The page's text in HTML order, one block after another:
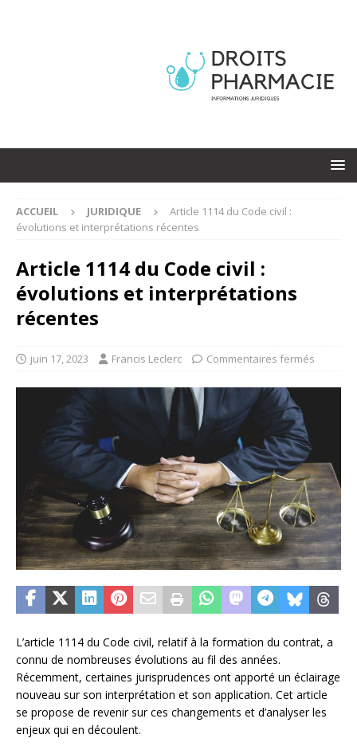
ACCUEIL JURIDIQUE
Article 1114 du Code civil :
évolutions et interprétations récentes
Article 1114 du Code civil :
évolutions et interprétations
récentes
juin 17, 2023 Francis Leclerc Commentaires fermés
L’article 1114 du Code civil, relatif à la formation du contrat, a
connu de nombreuses évolutions au fil des années.
Récemment, certaines jurisprudences ont apporté un éclairage
nouveau sur son interprétation et son application. Cet article
se propose de revenir sur ces changements et d’analyser les
enjeux qui en découlent.